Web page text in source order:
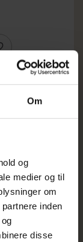
Om
og
medier og til
om
inden
disse
ER